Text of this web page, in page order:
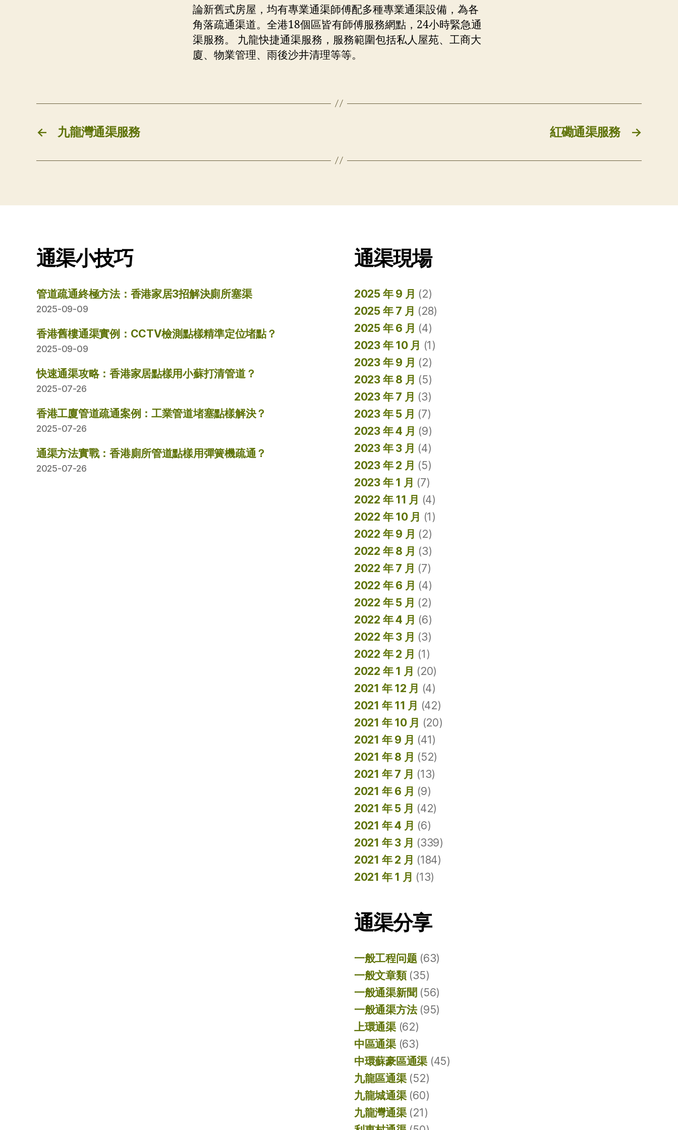
論新舊式房屋，均有專業通渠師傅配多種專業通渠設備，為各
角落疏通渠道。全港18個區皆有師傅服務網點，24小時緊急通
渠服務。 九龍快捷通渠服務，服務範圍包括私人屋苑、工商大
廈、物業管理、雨後沙井清理等等。
← 九龍灣通渠服務 →
紅磡通渠服務
通渠小技巧
管道疏通終極方法：香港家居3招解決廁所塞渠
2025-09-09
香港舊樓通渠實例：CCTV檢測點樣精準定位堵點？
2025-09-09
快速通渠攻略：香港家居點樣用小蘇打清管道？
2025-07-26
香港工廈管道疏通案例：工業管道堵塞點樣解決？
2025-07-26
通渠方法實戰：香港廁所管道點樣用彈簧機疏通？
2025-07-26
通渠現場
2025 年 9 月 (2)
2025 年 7 月 (28)
2025 年 6 月 (4)
2023 年 10 月 (1)
2023 年 9 月 (2)
2023 年 8 月 (5)
2023 年 7 月 (3)
2023 年 5 月 (7)
2023 年 4 月 (9)
2023 年 3 月 (4)
2023 年 2 月 (5)
2023 年 1 月 (7)
2022 年 11 月 (4)
2022 年 10 月 (1)
2022 年 9 月 (2)
2022 年 8 月 (3)
2022 年 7 月 (7)
2022 年 6 月 (4)
2022 年 5 月 (2)
2022 年 4 月 (6)
2022 年 3 月 (3)
2022 年 2 月 (1)
2022 年 1 月 (20)
2021 年 12 月 (4)
2021 年 11 月 (42)
2021 年 10 月 (20)
2021 年 9 月 (41)
2021 年 8 月 (52)
2021 年 7 月 (13)
2021 年 6 月 (9)
2021 年 5 月 (42)
2021 年 4 月 (6)
2021 年 3 月 (339)
2021 年 2 月 (184)
2021 年 1 月 (13)
通渠分享
一般工程问题(63)
一般文章類(35)
一般通渠新聞 (56)
一般通渠方法(95)
上環通渠(62)
中區通渠(63)
中環蘇豪區通渠 (45)
九龍區通渠(52)
九龍城通渠(60)
九龍灣通渠(21)